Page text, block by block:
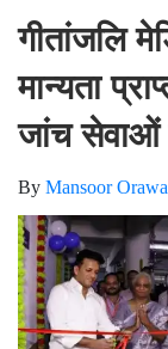
गीतांजलि
मान्यता
जांच सेवाओं
By Mansoor